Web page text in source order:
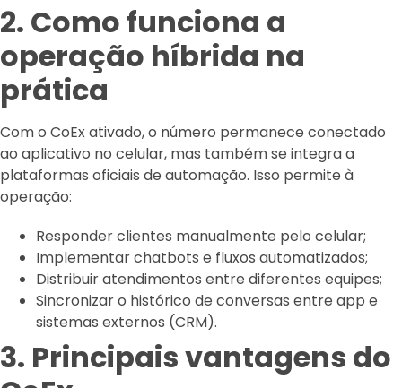
2. Como funciona a
operação híbrida na
prática
Com o CoEx ativado, o número permanece conectado
ao aplicativo no celular, mas também se integra a
plataformas oficiais de automação. Isso permite à
operação:
Responder clientes manualmente pelo celular;
Implementar chatbots e fluxos automatizados;
Distribuir atendimentos entre diferentes equipes;
Sincronizar o histórico de conversas entre app e
sistemas externos (CRM).
3. Principais vantagens do